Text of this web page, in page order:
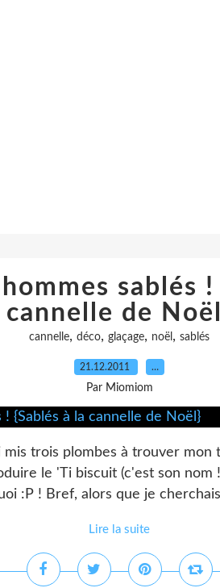
sablés !
cannelle de
cannelle, déco, glaçage, noël , sablés
21.12.2011 …
Par Miomiom
mis trois plombes à trouver mon
le 'Ti biscuit (c'est son nom
:P ! Bref, alors que je
Lire la suite